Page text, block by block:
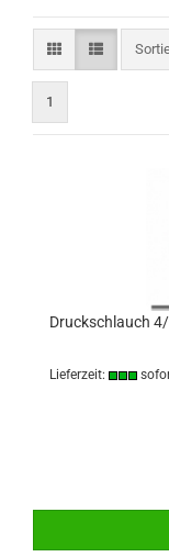
1
Druckschlauch
Lieferzeit: